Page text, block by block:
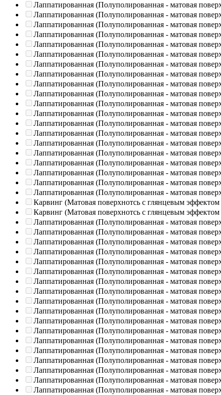
Лаппатированная (Полуполированная - матовая
Лаппатированная (Полуполированная - матовая
Лаппатированная (Полуполированная - матовая
Лаппатированная (Полуполированная - матовая
Лаппатированная (Полуполированная - матовая
Лаппатированная (Полуполированная - матовая
Лаппатированная (Полуполированная - матовая
Лаппатированная (Полуполированная - матовая
Лаппатированная (Полуполированная - матовая
Лаппатированная (Полуполированная - матовая
Лаппатированная (Полуполированная - матовая
Лаппатированная (Полуполированная - матовая
Лаппатированная (Полуполированная - матовая
Лаппатированная (Полуполированная - матовая
Лаппатированная (Полуполированная - матовая
Лаппатированная (Полуполированная - матовая
Лаппатированная (Полуполированная - матовая
Лаппатированная (Полуполированная - матовая
Лаппатированная (Полуполированная - матовая
Лаппатированная (Полуполированная - матовая
Карвинг (Матовая поверхнотсь с глянцевым эффектом
Карвинг (Матовая поверхнотсь с глянцевым эффектом
Лаппатированная (Полуполированная - матовая
Лаппатированная (Полуполированная - матовая
Лаппатированная (Полуполированная - матовая
Лаппатированная (Полуполированная - матовая
Лаппатированная (Полуполированная - матовая
Лаппатированная (Полуполированная - матовая
Лаппатированная (Полуполированная - матовая
Лаппатированная (Полуполированная - матовая
Лаппатированная (Полуполированная - матовая
Лаппатированная (Полуполированная - матовая
Лаппатированная (Полуполированная - матовая
Лаппатированная (Полуполированная - матовая
Лаппатированная (Полуполированная - матовая
Лаппатированная (Полуполированная - матовая
Лаппатированная (Полуполированная - матовая
Лаппатированная (Полуполированная - матовая
Лаппатированная (Полуполированная - матовая
Лаппатированная (Полуполированная - матовая